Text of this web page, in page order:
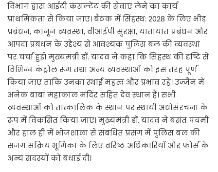
विभाग द्वारा आईटी कंसल्टेंट की सेवाएं लेने का कार्य
प्राथमिकता से किया जाए। बैठक में सिंहस्थ: 2028 के लिए भीड़
प्रबंधन, कानून व्यवस्था, वीआईपी सुरक्षा, यातायात प्रबंधन और
आपदा प्रबंधन के उद्देश्य से आवश्यक पुलिस बल की व्यवस्था
पर चर्चा हुई। मुख्यमंत्री डॉ. यादव ने कहा कि सिंहस्थ की दृष्टि से
विभिन्न कंट्रोल रूम तथा अन्य व्यवस्थाओं को इस तरह पूर्ण
किया जाए ताकि उनका स्थाई महत्व और प्रभाव रहे। उज्जैन में
अनेक बाबा महाकाल मंदिर सहित देव स्थान हैं। सभी
व्यवस्थाओं को तात्कालिक के स्थान पर स्थायी अधोसंरचना के
रूप में विकसित किया जाए। मुख्यमंत्री डॉ. यादव ने बसंत पंचमी
और हाल ही में भोजशाला से संबंधित प्रसंग में पुलिस बल की
सजग सक्रिय भूमिका के लिए वरिष्ठ अधिकारियों और फोर्स के
अन्य सदस्यों को बधाई दी।